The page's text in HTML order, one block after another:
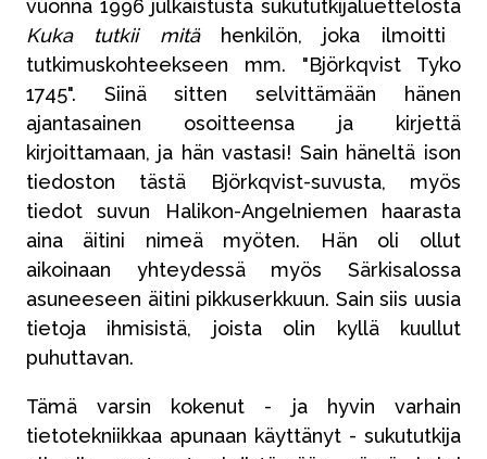
vuonna 1996 julkaistusta sukututkijaluettelosta
Kuka tutkii mitähenkilön, joka ilmoitti
tutkimuskohteekseen mm. "Björkqvist Tyko
1745". Siinä sitten selvittämään hänen
ajantasainen osoitteensa ja kirjettä
kirjoittamaan, ja hän vastasi! Sain häneltä ison
tiedoston tästä Björkqvist-suvusta, myös
tiedot suvun Halikon-Angelniemen haarasta
aina äitini nimeä myöten. Hän oli ollut
aikoinaan yhteydessä myös Särkisalossa
asuneeseen äitini pikkuserkkuun. Sain siis uusia
tietoja ihmisistä, joista olin kyllä kuullut
puhuttavan.
Tämä varsin kokenut - ja hyvin varhain
tietotekniikkaa apunaan käyttänyt - sukututkija